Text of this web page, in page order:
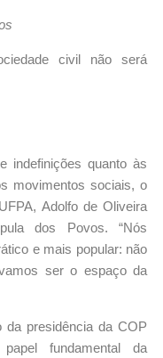
civil não será
indefinições quanto às
movimentos sociais, o
Adolfo de Oliveira
dos Povos. “Nós
e mais popular: não
ser o espaço da
da presidência da COP
fundamental da